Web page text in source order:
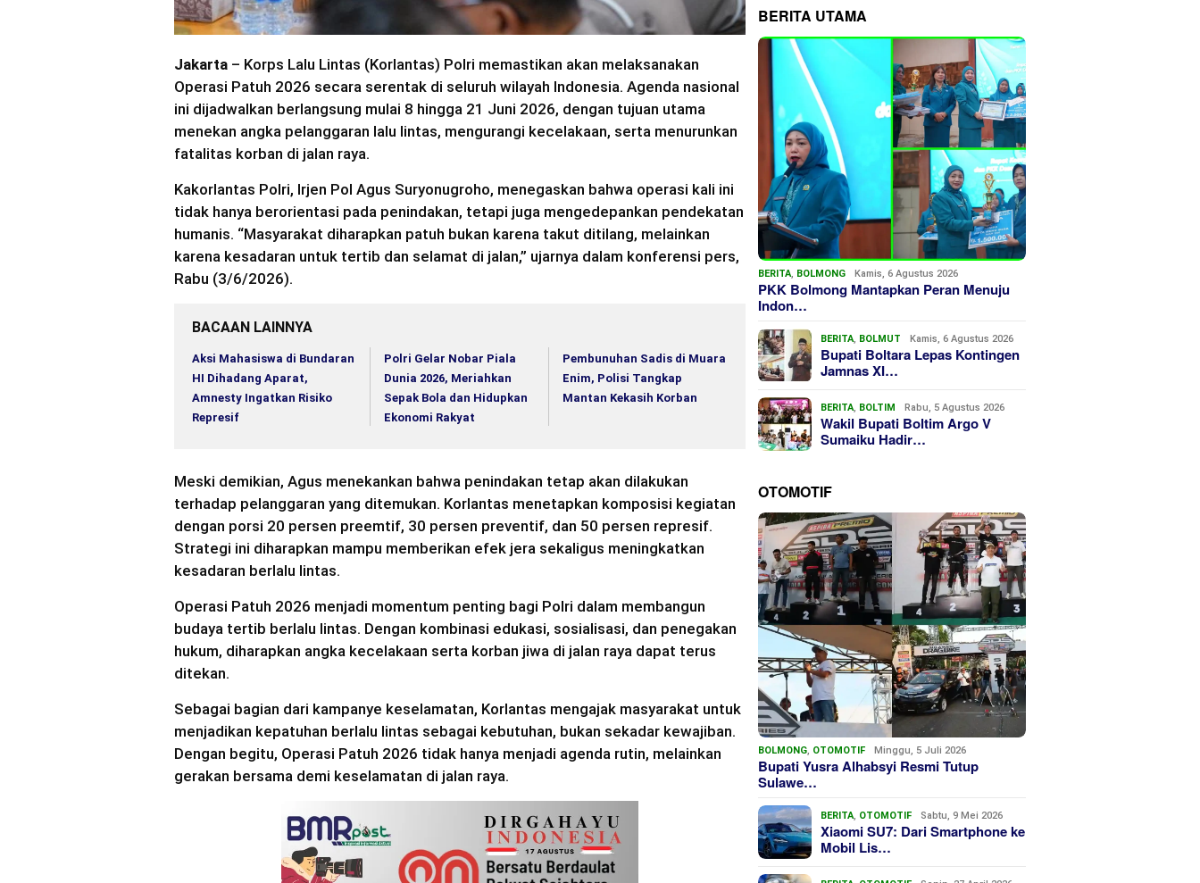
Jakarta – Korps Lalu Lintas (Korlantas) Polri memastikan akan melaksanakan
Operasi Patuh 2026 secara serentak di seluruh wilayah Indonesia. Agenda nasional
ini dijadwalkan berlangsung mulai 8 hingga 21 Juni 2026, dengan tujuan utama
menekan angka pelanggaran lalu lintas, mengurangi kecelakaan, serta menurunkan
fatalitas korban di jalan raya.
Kakorlantas Polri, Irjen Pol Agus Suryonugroho, menegaskan bahwa operasi kali ini
tidak hanya berorientasi pada penindakan, tetapi juga mengedepankan pendekatan
humanis. “Masyarakat diharapkan patuh bukan karena takut ditilang, melainkan
karena kesadaran untuk tertib dan selamat di jalan,” ujarnya dalam konferensi pers,
Rabu (3/6/2026).
BACAAN LAINNYA
Aksi Mahasiswa di Bundaran
HI Dihadang Aparat,
Amnesty Ingatkan Risiko
Represif
Polri Gelar Nobar Piala
Dunia 2026, Meriahkan
Sepak Bola dan Hidupkan
Ekonomi Rakyat
Pembunuhan Sadis di Muara
Enim, Polisi Tangkap
Mantan Kekasih Korban
Meski demikian, Agus menekankan bahwa penindakan tetap akan dilakukan
terhadap pelanggaran yang ditemukan. Korlantas menetapkan komposisi kegiatan
dengan porsi 20 persen preemtif, 30 persen preventif, dan 50 persen represif.
Strategi ini diharapkan mampu memberikan efek jera sekaligus meningkatkan
kesadaran berlalu lintas.
Operasi Patuh 2026 menjadi momentum penting bagi Polri dalam membangun
budaya tertib berlalu lintas. Dengan kombinasi edukasi, sosialisasi, dan penegakan
hukum, diharapkan angka kecelakaan serta korban jiwa di jalan raya dapat terus
ditekan.
Sebagai bagian dari kampanye keselamatan, Korlantas mengajak masyarakat untuk
menjadikan kepatuhan berlalu lintas sebagai kebutuhan, bukan sekadar kewajiban.
Dengan begitu, Operasi Patuh 2026 tidak hanya menjadi agenda rutin, melainkan
gerakan bersama demi keselamatan di jalan raya.
BERITA UTAMA
BERITA, BOLMONG Kamis, 6 Agustus 2026
PKK Bolmong Mantapkan Peran Menuju
Indon…
BERITA, BOLMUT Kamis, 6 Agustus 2026
Bupati Boltara Lepas Kontingen
Jamnas XI…
BERITA, BOLTIM Rabu, 5 Agustus 2026
Wakil Bupati Boltim Argo V
Sumaiku Hadir…
OTOMOTIF
BOLMONG, OTOMOTIF Minggu, 5 Juli 2026
Bupati Yusra Alhabsyi Resmi Tutup
Sulawe…
BERITA, OTOMOTIF Sabtu, 9 Mei 2026
Xiaomi SU7: Dari Smartphone ke
Mobil Lis…